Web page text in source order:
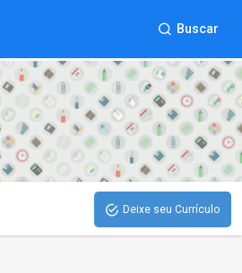
Buscar
Deixe seu Currículo